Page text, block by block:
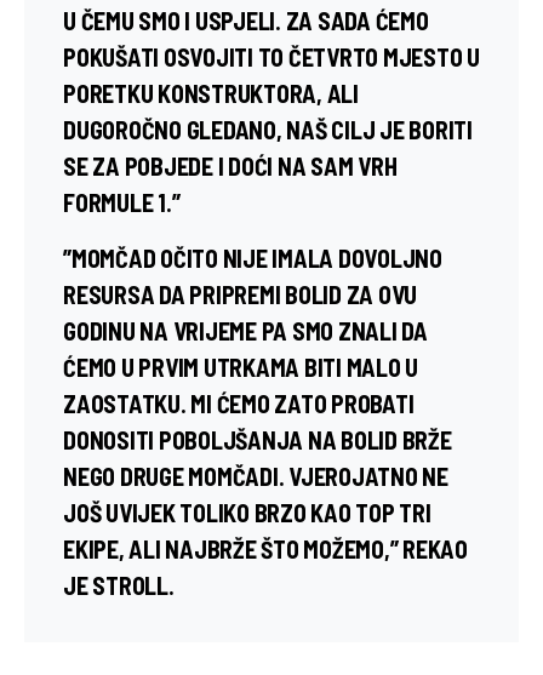
U ČEMU SMO I USPJELI. ZA SADA ĆEMO
POKUŠATI OSVOJITI TO ČETVRTO MJESTO U
PORETKU KONSTRUKTORA, ALI
DUGOROČNO GLEDANO, NAŠ CILJ JE BORITI
SE ZA POBJEDE I DOĆI NA SAM VRH
FORMULE 1.”
”MOMČAD OČITO NIJE IMALA DOVOLJNO
RESURSA DA PRIPREMI BOLID ZA OVU
GODINU NA VRIJEME PA SMO ZNALI DA
ĆEMO U PRVIM UTRKAMA BITI MALO U
ZAOSTATKU. MI ĆEMO ZATO PROBATI
DONOSITI POBOLJŠANJA NA BOLID BRŽE
NEGO DRUGE MOMČADI. VJEROJATNO NE
JOŠ UVIJEK TOLIKO BRZO KAO TOP TRI
EKIPE, ALI NAJBRŽE ŠTO MOŽEMO,” REKAO
JE STROLL.